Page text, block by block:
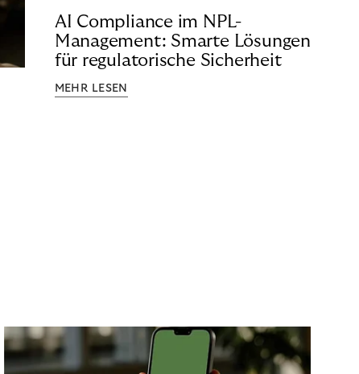
AI Compliance im NPL-
Management: Smarte Lösungen
für regulatorische Sicherheit
MEHR LESEN